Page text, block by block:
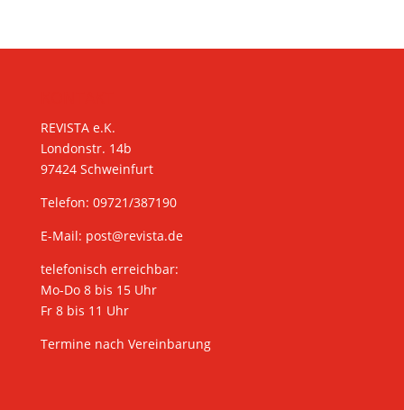
REVISTA e.K.
Londonstr. 14b
97424 Schweinfurt
Telefon: 09721/387190
E-Mail: post@revista.de
telefonisch erreichbar:
Mo-Do 8 bis 15 Uhr
Fr 8 bis 11 Uhr
Termine nach Vereinbarung